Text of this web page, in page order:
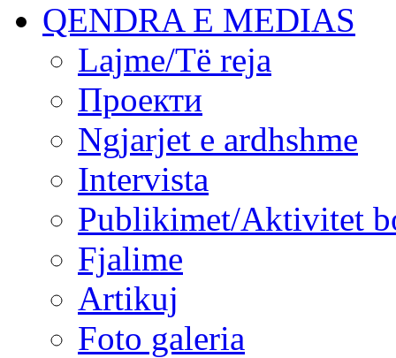
QENDRA E MEDIAS
Lajme/Të reja
Проекти
Ngjarjet e ardhshme
Intervista
Publikimet/Aktivitet
Fjalime
Artikuj
Foto galeria